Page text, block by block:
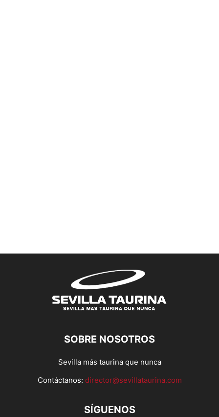
SOBRE NOSOTROS
Sevilla más taurina que nunca
Contáctanos: director@sevillataurina.com
SÍGUENOS